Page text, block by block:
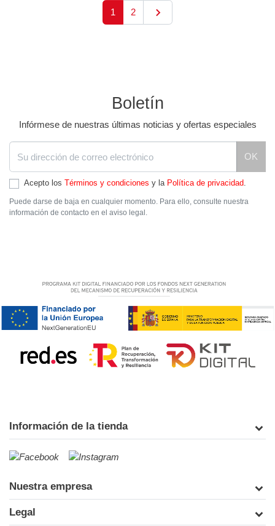
1 2 Siguiente

Boletín
Infórmese de nuestras últimas noticias y ofertas especiales
OK
Acepto los Términos y condiciones y la Política de privacidad.
Puede darse de baja en cualquier momento. Para ello, consulte nuestra
información de contacto en el aviso legal.
Información de la tienda
Nuestra empresa
Legal